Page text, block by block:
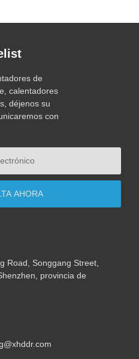
de
calentadores
déjenos su
con
Road, Songgang Street,
provincia de